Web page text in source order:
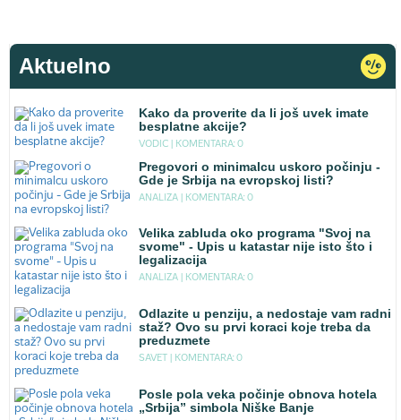
Aktuelno
Kako da proverite da li još uvek imate
besplatne akcije?
VODIC | KOMENTARA: 0
Pregovori o minimalcu uskoro počinju -
Gde je Srbija na evropskoj listi?
ANALIZA | KOMENTARA: 0
Velika zabluda oko programa "Svoj na
svome" - Upis u katastar nije isto što i
legalizacija
ANALIZA | KOMENTARA: 0
Odlazite u penziju, a nedostaje vam radni
staž? Ovo su prvi koraci koje treba da
preduzmete
SAVET | KOMENTARA: 0
Posle pola veka počinje obnova hotela
„Srbija” simbola Niške Banje